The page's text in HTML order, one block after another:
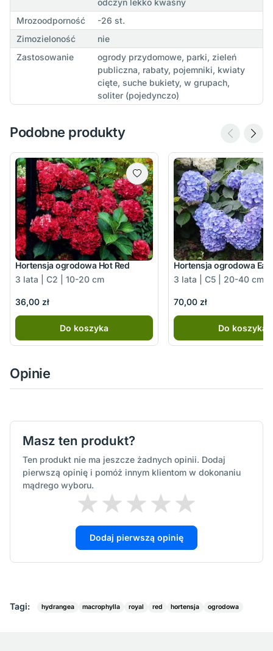
Mrozoodporność
-26 st.
Zimozieloność
nie
Zastosowanie
ogrody przydomowe, parki, zieleń
publiczna, rabaty, pojemniki, kwiaty
cięte, suche bukiety, w grupach,
soliter (pojedynczo)
Podobne produkty
Hortensja ogrodowa Hot Red
3 lata | C2 | 10-20 cm
36,00 zł
Do koszyka
Hortensja ogrodowa
3 lata | C5 | 20-40 cm
70,00 zł
Do koszyka
Opinie
Masz ten produkt?
Ten produkt nie ma jeszcze żadnych opinii. Dodaj
pierwszą opinię i pomóż innym klientom w dokonaniu
mądrego wyboru.
Dodaj pierwszą opinię
Tagi: hydrangea macrophylla royal red hortensja ogrodowa